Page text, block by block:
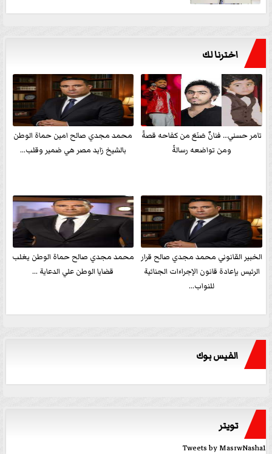
اخترنا لك
تامر حسني… فنانٌ صَنَعَ من كفاحه قصةً
ومن تواضعه رسالةً
محمد مجدي صالح امين حماة الوطن
بالشيخ زايد مصر هي ضمير وقلب...
الخبير القانوني محمد مجدي صالح قرار
الرئيس بإعادة قانون الإجراءات الجنائية
للنواب...
محمد مجدي صالح حماة الوطن يغلب
قضايا الوطن علي الدعاية ...
الفيس بوك
تويتر
Tweets by MasrwNasha1